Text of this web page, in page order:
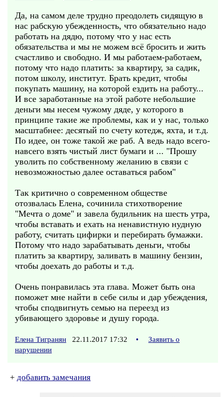
Да, на самом деле трудно преодолеть сидящую в
нас рабскую убежденность, что обязательно надо
работать на дядю, потому что у нас есть
обязательства и мы не можем всё бросить и жить
счастливо и свободно. И мы работаем-работаем,
потому что надо платить: за квартиру, за садик,
потом школу, институт. Брать кредит, чтобы
покупать машину, на которой ездить на работу...
И все заработанные на этой работе небольшие
деньги мы несем чужому дяде, у которого в
принципе такие же проблемы, как и у нас, только
масштабнее: десятый по счету котедж, яхта, и т.д.
По идее, он тоже такой же раб. А ведь надо всего-
навсего взять чистый лист бумаги и ... "Прошу
уволить по собственному желанию в связи с
невозможностью далее оставаться рабом"
Так критично о современном обществе
отозвалась Елена, сочинила стихотворение
"Мечта о доме" и завела будильник на шесть утра,
чтобы вставать и ехать на ненавистную нудную
работу, считать цифирки и перебирать бумажки.
Потому что надо зарабатывать деньги, чтобы
платить за квартиру, заливать в машину бензин,
чтобы доехать до работы и т.д.
Очень понравилась эта глава. Может быть она
поможет мне найти в себе силы и дар убеждения,
чтобы сподвигнуть семью на переезд из
убивающего здоровье и душу города.
Елена Тигранян 22.11.2017 17:32 •
Заявить о
нарушении
+ добавить замечания